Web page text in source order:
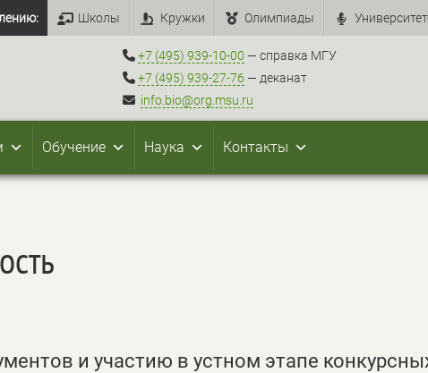
Школы Кружки Олимпиады
+7 (495) 939-10-00 — справка МГУ
+7 (495) 939-27-76 — деканат
info.bio@org.msu.ru
Обучение Наука Контакты
и участию в устном этапе